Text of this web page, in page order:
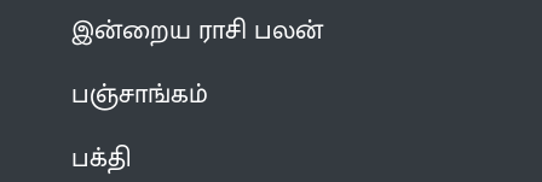
இன்றைய ராசி பலன்
பஞ்சாங்கம்
பக்தி